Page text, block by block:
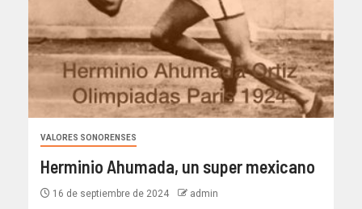
VALORES SONORENSES
Herminio Ahumada, un super mexicano
16 de septiembre de 2024 admin